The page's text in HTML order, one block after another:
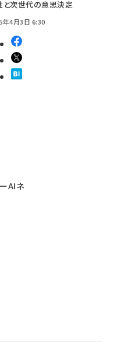
と次世代の意思決定
年4月3日 6:30
AIネ